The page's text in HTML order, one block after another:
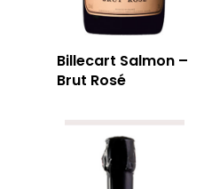
Billecart Salmon –
Brut Rosé